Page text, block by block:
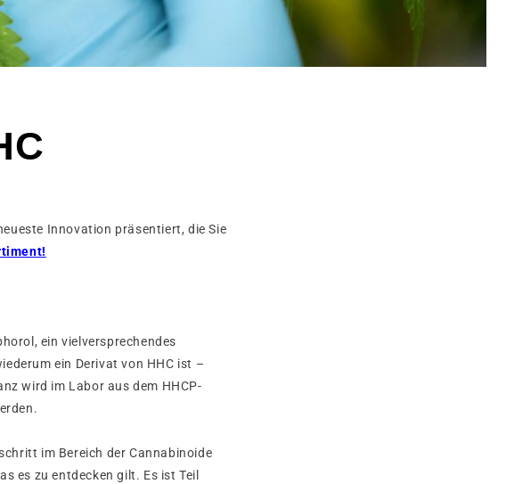
Innovation präsentiert, die Sie
ein vielversprechendes
ein Derivat von HHC ist –
wird im Labor aus dem HHCP-
im Bereich der Cannabinoide
es zu entdecken gilt. Es ist Teil